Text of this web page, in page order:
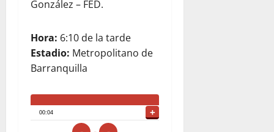
González – FED.
Hora: 6:10 de la tarde
Estadio: Metropolitano de
Barranquilla